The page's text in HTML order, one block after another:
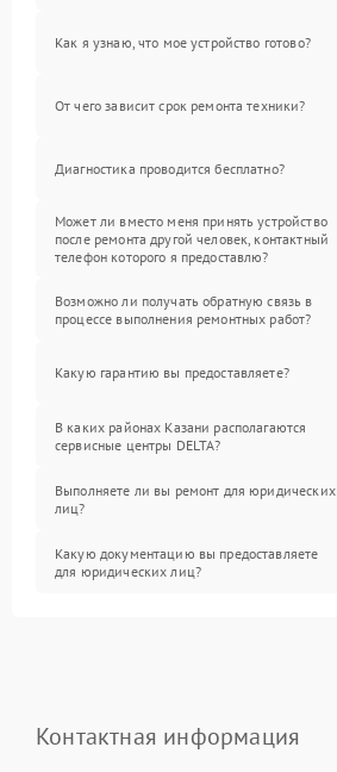
Как я узнаю, что мое устройство готово?
От чего зависит срок ремонта техники?
Диагностика проводится бесплатно?
Может ли вместо меня принять устройство
после ремонта другой человек, контактный
телефон которого я предоставлю?
Возможно ли получать обратную связь в
процессе выполнения ремонтных работ?
Какую гарантию вы предоставляете?
В каких районах Казани располагаются
сервисные центры DELTA?
Выполняете ли вы ремонт для юридических
лиц?
Какую документацию вы предоставляете
для юридических лиц?
Контактная информация